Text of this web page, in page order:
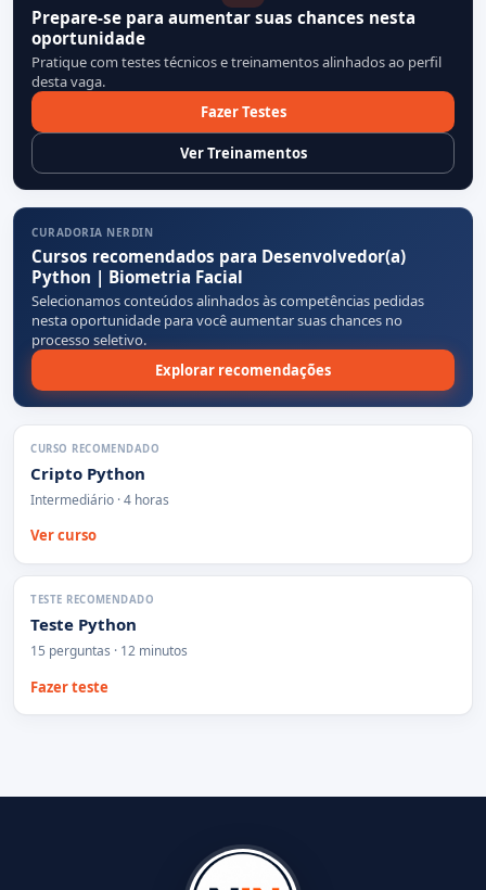
Prepare-se para aumentar suas chances nesta
oportunidade
Pratique com testes técnicos e treinamentos alinhados ao perfil
desta vaga.
Fazer Testes
Ver Treinamentos
CURADORIA NERDIN
Cursos recomendados para Desenvolvedor(a)
Python | Biometria Facial
Selecionamos conteúdos alinhados às competências pedidas
nesta oportunidade para você aumentar suas chances no
processo seletivo.
Explorar recomendações
CURSO RECOMENDADO
Cripto Python
Intermediário · 4 horas
Ver curso
TESTE RECOMENDADO
Teste Python
15 perguntas · 12 minutos
Fazer teste